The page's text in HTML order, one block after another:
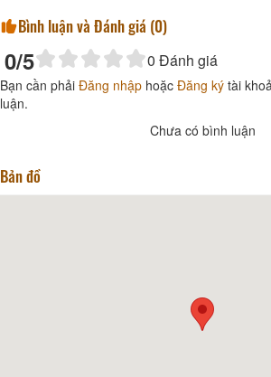
Bình luận và Đánh giá (0)
0/5 0 Đánh giá
Bạn cần phải Đăng nhập hoặc Đăng ký tài
luận.
Chưa có bình luận
Bản đồ